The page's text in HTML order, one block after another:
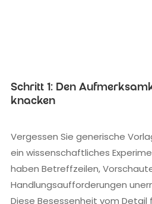
Schritt 1: Den
knacken
Vergessen Sie generische
ein wissenschaftliches
haben Betreffzeilen,
Handlungsaufforderungen
Diese Besessenheit vom Detail